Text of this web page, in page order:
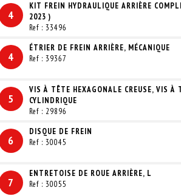
4
KIT FREIN HYDRAULIQUE ARRIÈRE
2023 )
Ref : 33496
4
ÉTRIER DE FREIN ARRIÈRE, MÉCANIQUE
Ref : 39367
5
VIS À TÊTE HEXAGONALE CREUSE, VIS À
CYLINDRIQUE
Ref : 29896
6
DISQUE DE FREIN
Ref : 30045
7
ENTRETOISE DE ROUE ARRIÈRE, L
Ref : 30055